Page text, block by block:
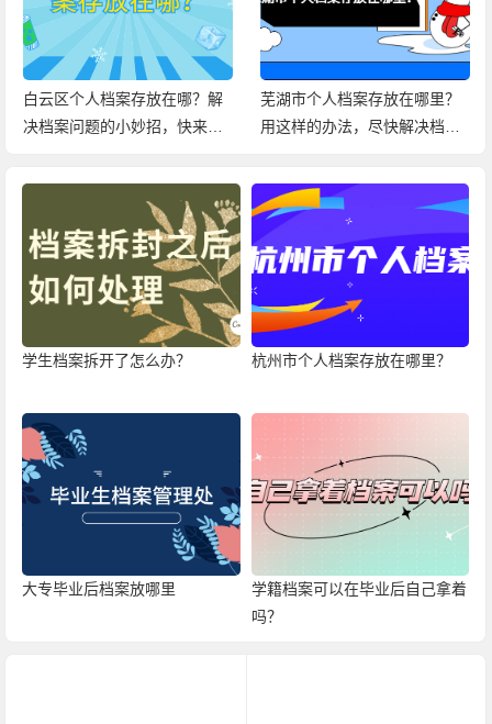
白云区个人档案存放在哪？解
决档案问题的小妙招，快来查
芜湖市个人档案存放在哪里？
用这样的办法，尽快解决档案
学生档案拆开了怎么办？ 杭州市个人档案存放在哪里？
大专毕业后档案放哪里
学籍档案可以在毕业后自己拿着
吗？